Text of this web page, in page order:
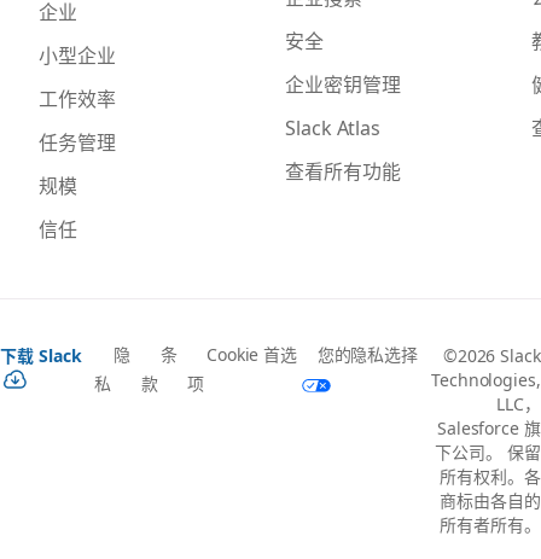
企业
小型企业
工作效率
任务管理
规模
信任
安全
企业密钥管理
Slack Atlas
查看所有功能
下载 Slack
隐
私
条
款
Cookie 首选
项
您的隐私选择
©2026 Slack
Technologies,
LLC，
Salesforce 旗
下公司。 保留
所有权利。各
商标由各自的
所有者所有。